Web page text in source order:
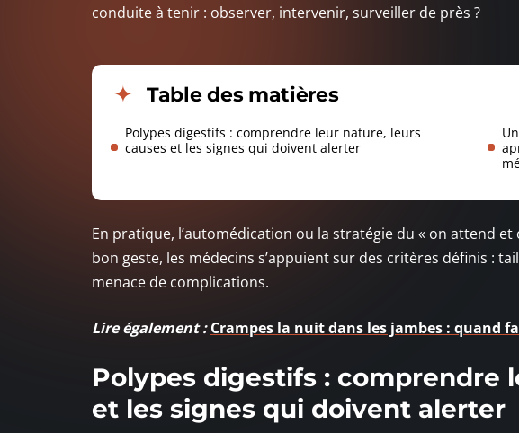
conduite à tenir : observer, intervenir, surveiller de près ?
Table des matières
Polypes digestifs : comprendre leur nature, leurs
causes et les signes qui doivent alerter
En pratique, l’automédication ou la stratégie du « on attend
bon geste, les médecins s’appuient sur des critères définis :
menace de complications.
Lire également : Crampes la nuit dans les jambes : quand
Polypes digestifs : comprendre
et les signes qui doivent alerter